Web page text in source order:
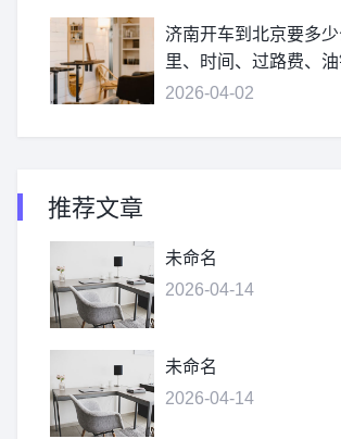
济南开车到北京要多
里、时间、过路费、油
济南到北京多少公里？
2026-04-02
推荐文章
未命名
2026-04-14
未命名
2026-04-14